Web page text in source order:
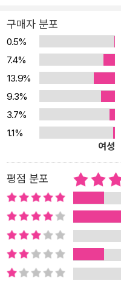
구매자 분포
0.5%
7.4%
13.9%
9.3%
3.7%
1.1%
여성
평점 분포